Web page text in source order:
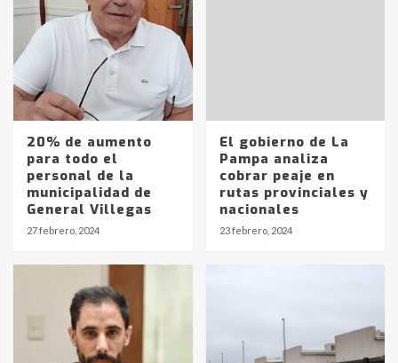
20% de aumento
para todo el
personal de la
municipalidad de
General Villegas
27 febrero, 2024
El gobierno de La
Pampa analiza
cobrar peaje en
rutas provinciales y
nacionales
23 febrero, 2024
Identidad de los adolescentes
pampeanos que fueron
protagonistas del fatal accidente
en la mañana del lunes
4
Accidente en Ruta 5: falleció un
joven de Trenque Lauquen